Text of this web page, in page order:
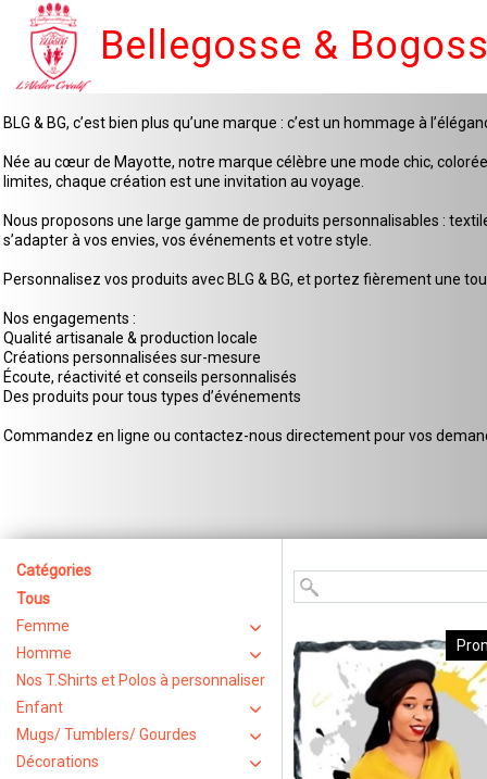
Bellegosse &
BLG & BG, c’est bien plus qu’une marque : c’est un hommage à
Née au cœur de Mayotte, notre marque célèbre une mode chic,
limites, chaque création est une invitation au voyage.
Nous proposons une large gamme de produits personnalisables :
s’adapter à vos envies, vos événements et votre style.
Personnalisez vos produits avec BLG & BG, et portez fièrement une
Nos engagements :
Qualité artisanale & production locale
Créations personnalisées sur-mesure
Écoute, réactivité et conseils personnalisés
Des produits pour tous types d’événements
Commandez en ligne ou contactez-nous directement pour vos
Catégories
Tous
Femme
Homme
Nos T.Shirts et Polos à personnaliser
Enfant
Mugs/ Tumblers/ Gourdes
Décorations